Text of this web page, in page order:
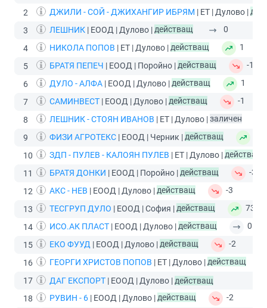
2
ДЖИЛИ - СОЙ - ДЖИХАНГИР ИБРЯМ | ЕТ | Дулово |
3
ЛЕШНИК | ЕООД | Дулово |действащ
0
4
НИКОЛА ПОПОВ | ЕТ | Дулово |действащ
1
5
БРАТЯ ПЕПЕЧ | ЕООД | Поройно |действащ
-1
6
ДУЛО - АЛФА | ЕООД | Дулово |действащ
1
7
САМИНВЕСТ | ЕООД | Дулово |действащ
-1
8
ЛЕШНИК - СТОЯН ИВАНОВ | ЕТ | Дулово |заличен
9
ФИЗИ АГРОТЕКС | ЕООД | Черник |действащ
10
ЗДП - ПУЛЕВ - КАЛОЯН ПУЛЕВ | ЕТ | Дулово |действащ
11
БРАТЯ ДОНКИ | ЕООД | Поройно |действащ
-3
12
АКС - НЕВ | ЕООД | Дулово |действащ
-3
13
ТЕСГРУП ДУЛО | ЕООД | София |действащ
73
14
ИСО.АК ПЛАСТ | ЕООД | Дулово |действащ
0
15
ЕКО ФУУД | ЕООД | Дулово |действащ
-2
16
ГЕОРГИ ХРИСТОВ ПОПОВ | ЕТ | Дулово |действащ
17
ДАГ ЕКСПОРТ | ЕООД | Дулово | действащ
18
РУВИН - 6 | ЕООД | Дулово |действащ -2